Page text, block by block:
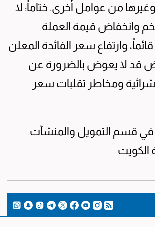
من عوامل أخرى. ختاماً: لا
وانخفاض قيمة العملة
وارتفاع سعر الفائدة المعلن
قد لا يعوض بالضرورة عن
ومخاطر تقلبات سعر
قسم التمويل والمنشآت
الكويت